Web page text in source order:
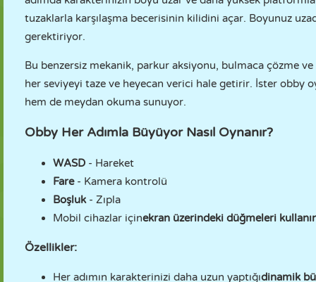
tuzaklarla karşılaşma becerisinin kilidini açar. Boyunuz
gerektiriyor.
Bu benzersiz mekanik, parkur aksiyonu, bulmaca çözme
her seviyeyi taze ve heyecan verici hale getirir. İster obby
hem de meydan okuma sunuyor.
Obby Her Adımla Büyüyor Nasıl Oynanır?
WASD - Hareket
Fare- Kamera kontrolü
Boşluk- Zıpla
Mobil cihazlar içinekran üzerindeki düğmeleri
Özellikler:
Her adımın karakterinizi daha uzun yaptığıdinamik